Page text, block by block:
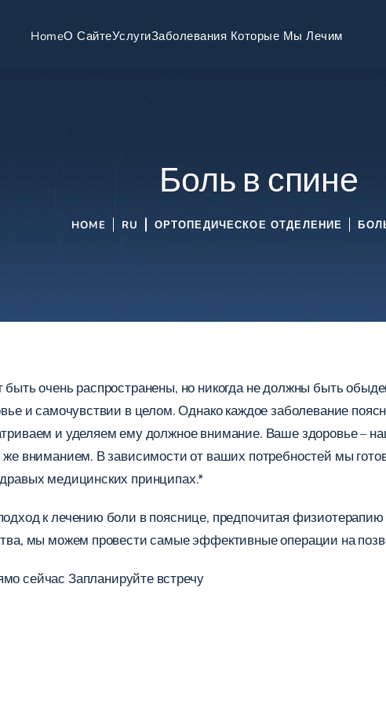
HomeО СайтеУслугиЗаболевания Которые Мы Лечим
Боль в спине
HOME RU ОРТОПЕДИЧЕСКОЕ ОТДЕЛЕНИЕ
очень распространены, но никогда не должны быть
и самочувствии в целом. Однако каждое заболевание
и уделяем ему должное внимание. Ваше здоровье –
вниманием. В зависимости от ваших потребностей мы
медицинских принципах.*
к лечению боли в пояснице, предпочитая
мы можем провести самые эффективные операции на
сейчас Запланируйте встречу